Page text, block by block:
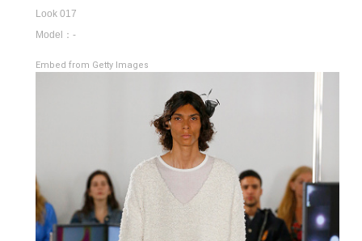
Look 017
Model：-
Embed from Getty Images